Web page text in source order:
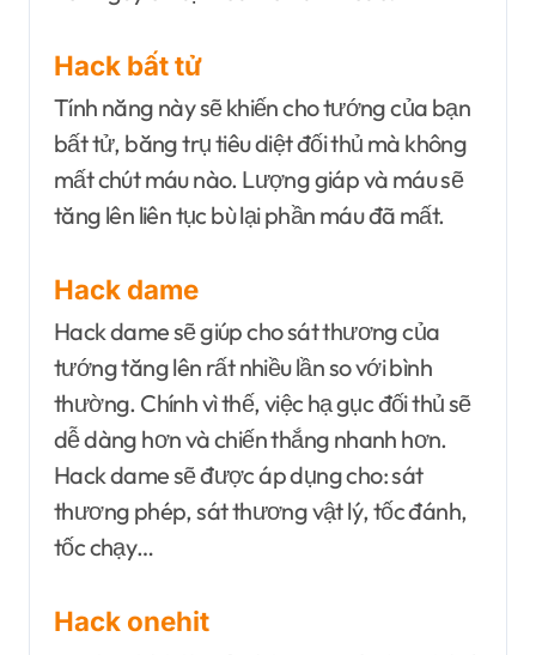
Hack bất tử
Tính năng này sẽ khiến cho tướng của bạn
bất tử, băng trụ tiêu diệt đối thủ mà không
mất chút máu nào. Lượng giáp và máu sẽ
tăng lên liên tục bù lại phần máu đã mất.
Hack dame
Hack dame sẽ giúp cho sát thương của
tướng tăng lên rất nhiều lần so với bình
thường. Chính vì thế, việc hạ gục đối thủ sẽ
dễ dàng hơn và chiến thắng nhanh hơn.
Hack dame sẽ được áp dụng cho: sát
thương phép, sát thương vật lý, tốc đánh,
tốc chạy…
Hack onehit